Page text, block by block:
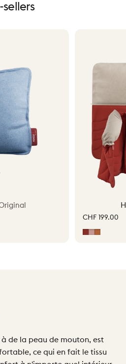
sellers
CHF 199.00
à de la peau de mouton, est
ce qui en fait le tissu